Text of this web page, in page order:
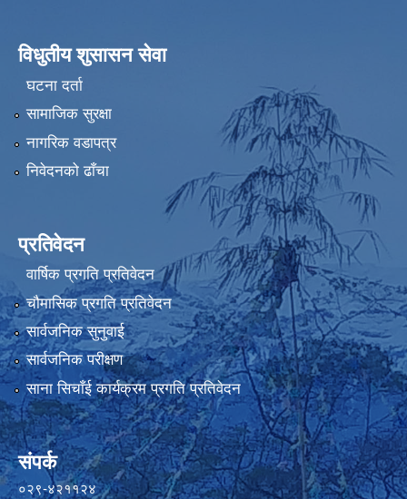
विधुतीय शुसासन सेवा
घटना दर्ता
सामाजिक सुरक्षा
नागरिक वडापत्र
निवेदनको ढाँचा
प्रतिवेदन
वार्षिक प्रगति प्रतिवेदन
चौमासिक प्रगति प्रतिवेदन
सार्वजनिक सुनुवाई
सार्वजनिक परीक्षण
साना सिचाँई कार्यक्रम प्रगति प्रतिवेदन
संपर्क
०२९-४२११२४